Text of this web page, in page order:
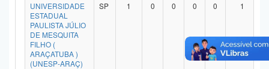
UNIVERSIDADE
ESTADUAL
PAULISTA JÚLIO
DE MESQUITA
FILHO (
ARAÇATUBA )
(UNESP-ARAÇ)
SP 1 0 0 0 0 1